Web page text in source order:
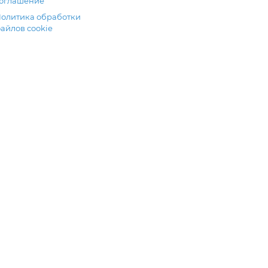
обработки
cookie